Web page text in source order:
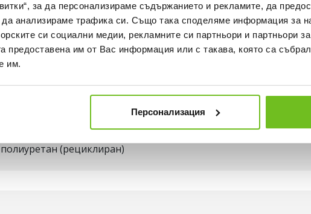
за да персонализираме съдържанието и рекламите, да
анализираме трафика си. Също така споделяме информация за
си социални медии, рекламните си партньори и партньори
предоставена им от Вас информация или с такава, която са
им.
Персонализация
Доставка Наличност в магазините
(рециклиран)